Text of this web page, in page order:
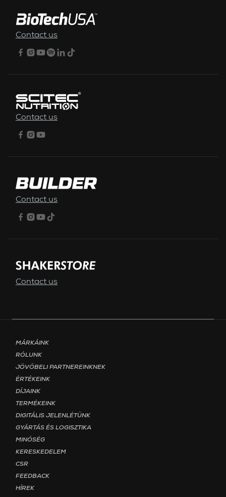
Contact us
Contact us
Contact us
Contact us
MÁRKÁINK
RÓLUNK
JÖVŐBELI PARTNEREINKNEK
ÉRTÉKEINK
DÍJAINK
TERMÉKEINK
DIGITÁLIS JELENLÉTÜNK
GYÁRTÁS ÉS LOGISZTIKA
MINŐSÉG
KERESKEDELEM
CSR
FEEDBACK
HÍREK